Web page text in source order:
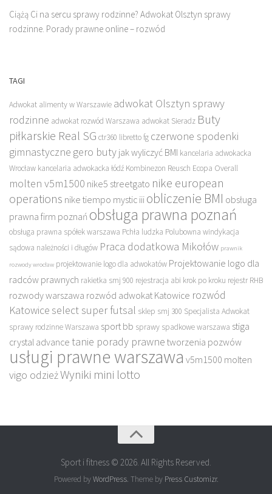
Ciążą Ci na sercu sprawy rodzinne? Adwokat Olsztyn sprawy
rodzinne. Porady prawne online – rozwód
TAGI
Adwokat alimenty w Warszawie adwokat Olsztyn sprawy
rodzinne adwokat rozwód Warszawa adwokat Sieradz Buty
piłkarskie Real SG ctr360 libretto fg czerwone spodenki
gimnastyczne gero buty jak wyliczyć BMI kancelaria adwokacka
Wrocław kancelaria adwokacka łódź Kombinezon Reusch Ecopa Overall
molten v5m1500 nike5 streetgato nike european
operations nike tiempo mystic iii obliczenie BMI obsługa
prawna firm poznań obsługa prawna poznań
obsługa prawna spółek warszawa Pchła ludzka Polubowna windykacja
sądowa należności i długów Praca dodatkowa Mikołów prawnik
rozwody wrocław projektowanie logo dla adwokatów Projektowanie logo dla
radców prawnych rakietka smj 900 rejestracja abi krok po kroku rejestr RHB
rozwody warszawa rozwód adwokat Katowice rozwód
Katowice select super futsal sklep smj 300 Specjalista Adwokat
sprawy rodzinne Warszawa sport bb sprawy spadkowe warszawa stiga
crystal advance tanie porady prawne tworzenia pozwów
usługi prawne warszawa v5m1500 molten
vigo odzieżWyniki mini lotto
Sport i fitness © 2026. All Rights Reserved.
Powered byWordPress. Theme by Press Customizr.